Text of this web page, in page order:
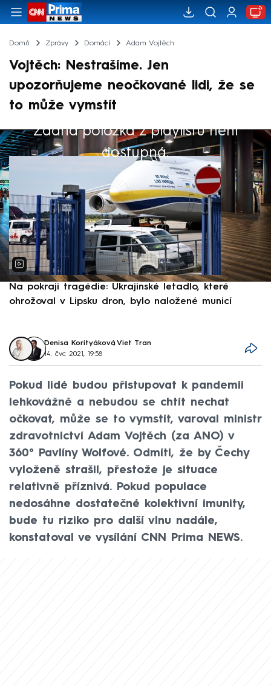
Domů Zprávy Domácí Adam Vojtěch
Vojtěch: Nestrašíme. Jen
upozorňujeme neočkované lidi, že se
to může vymstít
Žádná položka z playlistu není
dostupná.
Výběr redakce
Na pokraji tragédie: Ukrajinské letadlo, které
ohrožoval v Lipsku dron, bylo naložené municí
Denisa Korityáková, Viet Tran
14. čvc 2021, 19:58
Pokud lidé budou přistupovat k pandemii
lehkovážně a nebudou se chtít nechat
očkovat, může se to vymstít, varoval ministr
zdravotnictví Adam Vojtěch (za ANO) v
360° Pavlíny Wolfové. Odmítl, že by Čechy
vyloženě strašil, přestože je situace
relativně příznivá. Pokud populace
nedosáhne dostatečné kolektivní imunity,
bude tu riziko pro další vlnu nadále,
konstatoval ve vysílání CNN Prima NEWS.